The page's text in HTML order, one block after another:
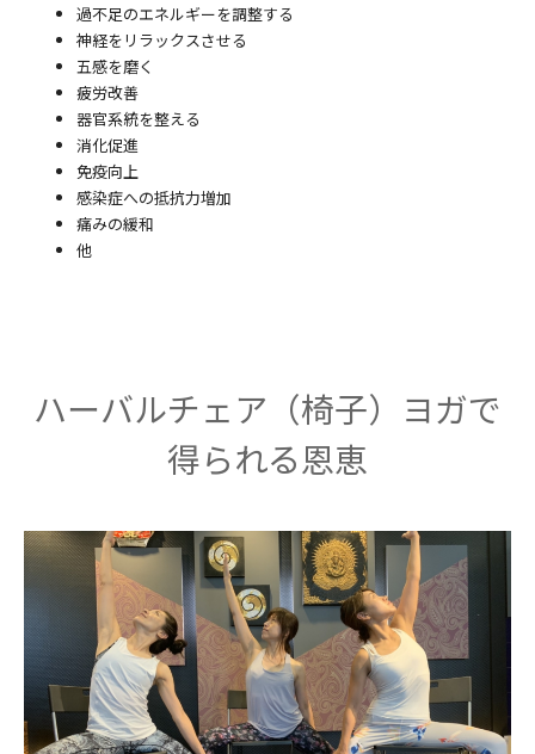
過不足のエネルギーを調整する
神経をリラックスさせる
五感を磨く
疲労改善
器官系統を整える
消化促進
免疫向上
感染症への抵抗力増加
痛みの緩和
他
ハーバルチェア（椅子）ヨガで
得られる恩恵